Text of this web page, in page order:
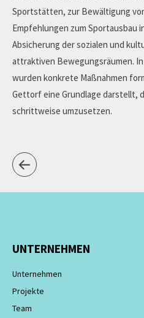
Sportstätten, zur Bewältigung
Empfehlungen zum Sportausbau
Absicherung der sozialen und
attraktiven Bewegungsräumen.
wurden konkrete Maßnahmen
Gettorf eine Grundlage darstellt,
schrittweise umzusetzen.
UNTERNEHMEN
Unternehmen
Projekte
Team